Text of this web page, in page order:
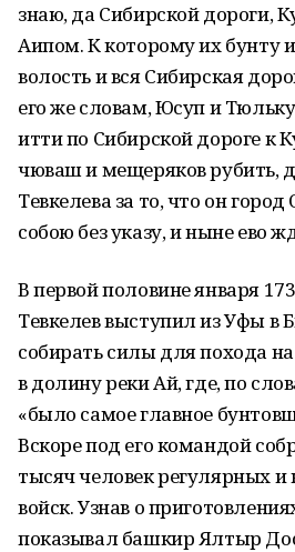
знаю, да Сибирской дороги,
Аипом. К которому их бунту
волость и вся Сибирская
его же словам, Юсуп и
итти по Сибирской дороге к
чюваш и мещеряков рубить,
Тевкелева за то, что он
собою без указу, и ныне ево
В первой половине января
Тевкелев выступил из Уфы в
собирать силы для похода
в долину реки Ай, где, по
«было самое главное
Вскоре под его командой
тысяч человек регулярных и
войск. Узнав о
показывал башкир Ялтыр